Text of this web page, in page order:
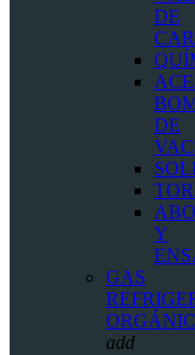
DE
DE
Y
GAS
add